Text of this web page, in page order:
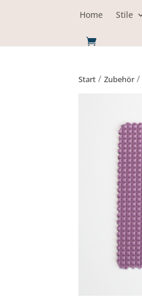
Home Stile
Start / Zubehör/